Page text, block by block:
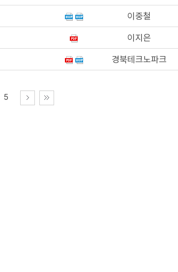
이중철
이지은
경북테크노파크
5